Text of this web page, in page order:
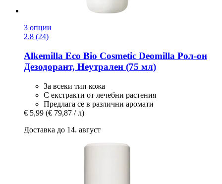
3 опции
2.8 (24)
Alkemilla Eco Bio Cosmetic Deomilla Рол-​он
Дезодорант, Неутрален (75 мл)
За всеки тип кожа
С екстракти от лечебни растения
Предлага се в различни аромати
€ 5,99 (€ 79,87 / л)
Доставка до 14. август